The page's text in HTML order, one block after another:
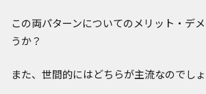
この両パターンについてのメリット・デ
うか？
また、世間的にはどちらが主流なのでしょ